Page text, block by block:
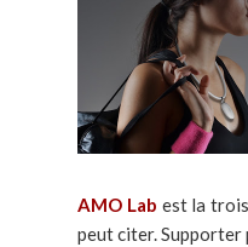
AMO Lab est la
peut citer. Supporter